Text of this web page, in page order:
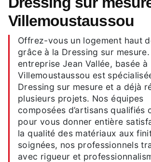
Villemoustaussou
Offrez-vous un logement haut de gamme
grâce à la Dressing sur
entreprise Jean Vallée, basée à
Villemoustaussou est
Dressing sur mesure et a déjà
plusieurs projets. Nos équipes
composées d’artisans
pour vous donner entière
la qualité des matériaux aux
soignées, nos professionnels
avec rigueur et